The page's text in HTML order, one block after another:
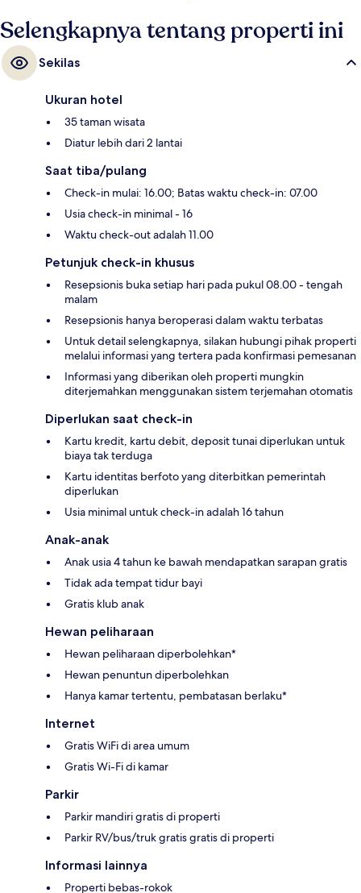
Selengkapnya tentang properti ini
Sekilas
Ukuran hotel
35 taman wisata
Diatur lebih dari 2 lantai
Saat tiba/pulang
Check-in mulai: 16.00; Batas waktu check-in: 07.00
Usia check-in minimal - 16
Waktu check-out adalah 11.00
Petunjuk check-in khusus
Resepsionis buka setiap hari pada pukul 08.00 - tengah
malam
Resepsionis hanya beroperasi dalam waktu terbatas
Untuk detail selengkapnya, silakan hubungi pihak properti
melalui informasi yang tertera pada konfirmasi pemesanan
Informasi yang diberikan oleh properti mungkin
diterjemahkan menggunakan sistem terjemahan otomatis
Diperlukan saat check-in
Kartu kredit, kartu debit, deposit tunai diperlukan untuk
biaya tak terduga
Kartu identitas berfoto yang diterbitkan pemerintah
diperlukan
Usia minimal untuk check-in adalah 16 tahun
Anak-anak
Anak usia 4 tahun ke bawah mendapatkan sarapan gratis
Tidak ada tempat tidur bayi
Gratis klub anak
Hewan peliharaan
Hewan peliharaan diperbolehkan*
Hewan penuntun diperbolehkan
Hanya kamar tertentu, pembatasan berlaku*
Internet
Gratis WiFi di area umum
Gratis Wi-Fi di kamar
Parkir
Parkir mandiri gratis di properti
Parkir RV/bus/truk gratis gratis di properti
Informasi lainnya
Properti bebas-rokok